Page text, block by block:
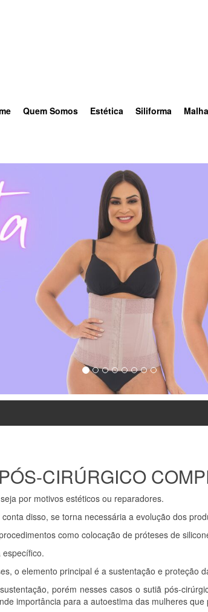
Quem Somos Estética Siliforma
CIRÚRGICO
por motivos estéticos ou reparadores.
disso, se torna necessária a evolução dos
como colocação de próteses de
o elemento principal é a sustentação e proteção
porém nesses casos o sutiã pós-
importância para a autoestima das mulheres